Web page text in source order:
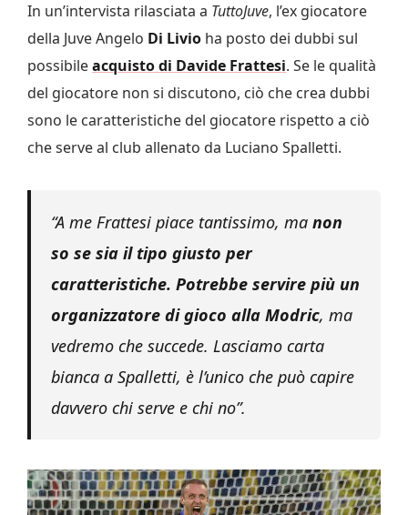
In un’intervista rilasciata a TuttoJuve, l’ex giocatore
della Juve Angelo Di Livio ha posto dei dubbi sul
possibileacquisto di Davide Frattesi. Se le qualità
del giocatore non si discutono, ciò che crea dubbi
sono le caratteristiche del giocatore rispetto a ciò
che serve al club allenato da Luciano Spalletti.
“A me Frattesi piace tantissimo, ma non
so se sia il tipo giusto per
caratteristiche. Potrebbe servire più un
organizzatore di gioco alla Modric, ma
vedremo che succede. Lasciamo carta
bianca a Spalletti, è l’unico che può capire
davvero chi serve e chi no”.